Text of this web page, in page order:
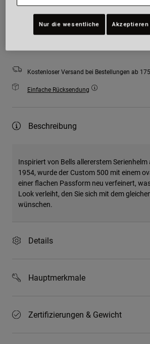
Der Bestand ist niedrig. Du solltest bald
Zum Warenkorb
Kostenloser Versand bei Bestellungen ab
Einfache Rücksendung
Beschreibung
Inspiriert von Bells allererstem
1954, wurde der Custom 500 mit einem
einer flachen Passform neu verfeinert,
Look verleiht, den Sie sich mit dem
wünschen.
Details
Hauptmerkmale
Zertifizierungen & Gewicht
Nur die wesentliche Akzeptieren